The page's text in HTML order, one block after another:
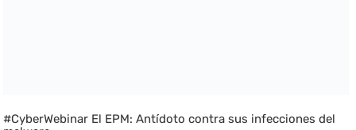
#CyberWebinar El EPM: Antídoto contra sus infecciones del